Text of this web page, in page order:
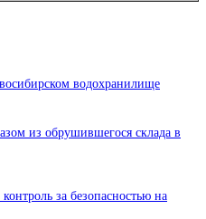
водохранилище
из обрушившегося склада в
за безопасностью на